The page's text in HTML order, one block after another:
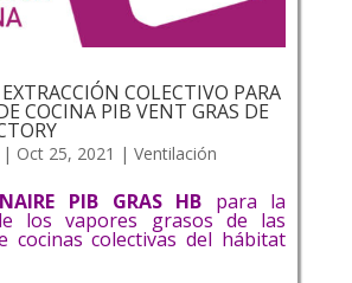
COLECTIVO PARA
COCINA PIB VENT GRAS DE
| Oct 25, 2021 | Ventilación
PIB GRAS HB para la
los vapores grasos de las
cocinas colectivas del hábitat